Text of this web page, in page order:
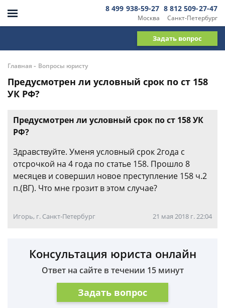
Москва
8 499 938-59-27
Санкт-Петербург
8 812 509-27-47
Задать вопрос
Главная - Вопросы юристу
Предусмотрен ли условный срок по ст 158
УК РФ?
Предусмотрен ли условный срок по ст 158 УК
РФ?
Здравствуйте. Уменя условный срок 2года с
отсрочкой на 4 года по статье 158. Прошло 8
месяцев и совершил новое преступление 158 ч.2
п.(ВГ). Что мне грозит в этом случае?
Игорь, г. Санкт-Петербург 21 мая 2018 г. 22:04
Консультация юриста онлайн
Ответ на сайте в течении 15 минут
Задать вопрос